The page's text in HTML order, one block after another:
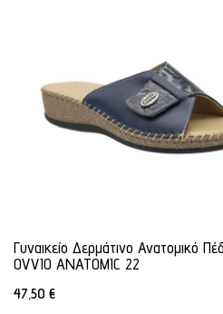
Γυναικείο Δερμάτινο Ανατομικό
OVVIO ANATOMIC 22
47,50 €